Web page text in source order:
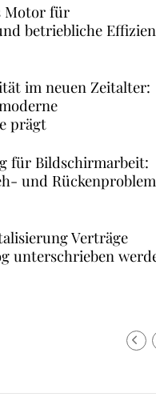
Motor für
betriebliche
im neuen Zeitalter:
prägt
für Bildschirmarbeit:
und
Verträge
unterschrieben